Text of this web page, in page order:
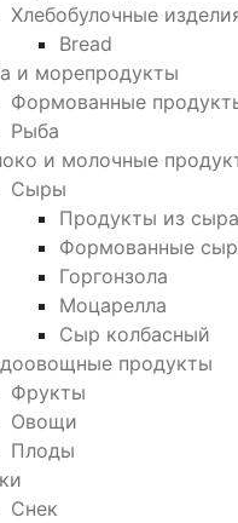
Хлебобулочные
Bread
и морепродукты
Формованные
Рыба
и молочные
Сыры
Продукты из сыра
Формованные
Горгонзола
Моцарелла
Сыр колбасный
продукты
Фрукты
Овощи
Плоды
Снек